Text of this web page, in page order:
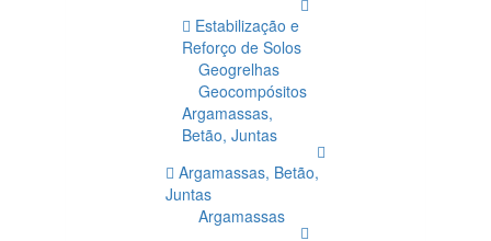
Estabilização e
Reforço de Solos
Geogrelhas
Geocompósitos
Argamassas,
Betão, Juntas
Argamassas, Betão,
Juntas
Argamassas